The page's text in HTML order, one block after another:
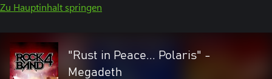
Zu Hauptinhalt springen
"Rust in Peace... Polaris" -
Megadeth